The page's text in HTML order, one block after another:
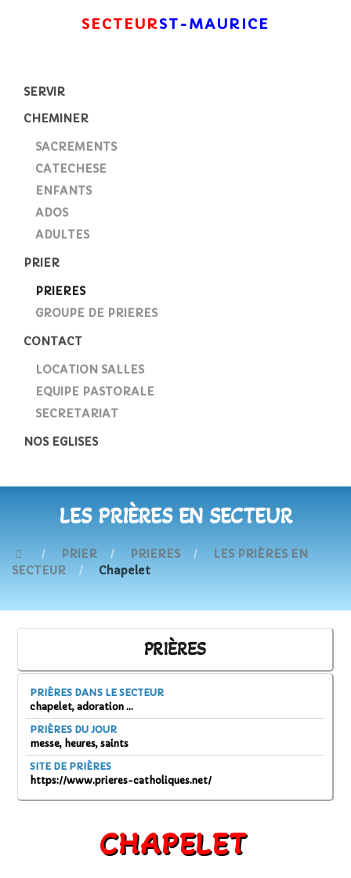
SECTEURST-MAURICE
SERVIR
CHEMINER
SACREMENTS
CATECHESE
ENFANTS
ADOS
ADULTES
PRIER
PRIERES
GROUPE DE PRIERES
CONTACT
LOCATION SALLES
EQUIPE PASTORALE
SECRETARIAT
NOS EGLISES
LES PRIÈRES EN SECTEUR
PRIER PRIERES
LES PRIÈRES EN
SECTEUR
Chapelet
PRIÈRES
PRIÈRES DANS LE SECTEUR
chapelet, adoration ...
PRIÈRES DU JOUR
messe, heures, saints
SITE DE PRIÈRES
https://www.prieres-catholiques.net/
CHAPELET